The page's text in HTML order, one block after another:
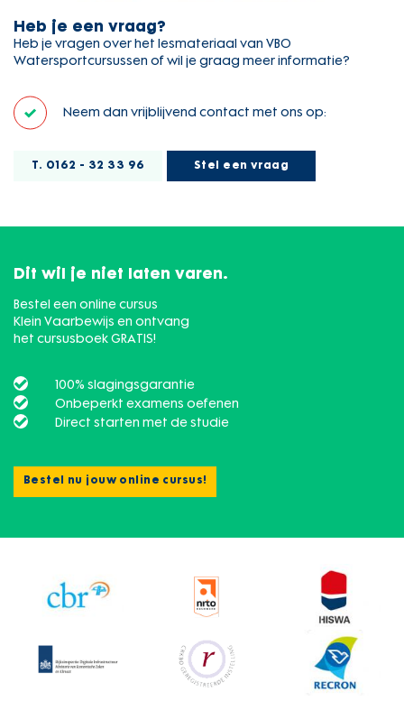
Heb je een vraag?
Heb je vragen over het lesmateriaal van VBO
Watersportcursussen of wil je graag meer informatie?
Neem dan vrijblijvend contact met ons op:
T. 0162 - 32 33 96 Stel een vraag
Dit wil je niet laten varen.
Bestel een online cursus
Klein Vaarbewijs en ontvang
het cursusboek GRATIS!
100% slagingsgarantie
Onbeperkt examens oefenen
Direct starten met de studie
Bestel nu jouw online cursus!